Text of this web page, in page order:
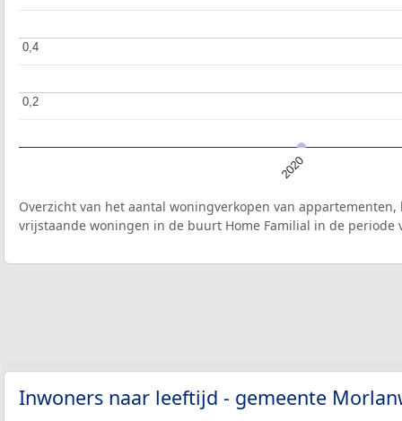
2020
0,2
0,2
0,4
0,4
Overzicht van het aantal woningverkopen van
vrijstaande woningen in de buurt Home Familial in de periode
Inwoners naar leeftijd - gemeente